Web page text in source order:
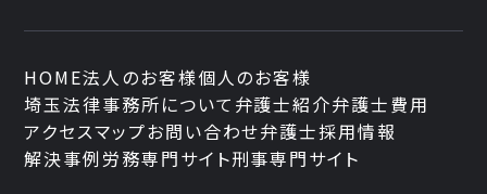
HOME法人のお客様個人のお客様
埼玉法律事務所について 弁護士紹介弁護士費用
アクセスマップお問い合わせ弁護士採用情報
解決事例労務専門サイト刑事専門サイト